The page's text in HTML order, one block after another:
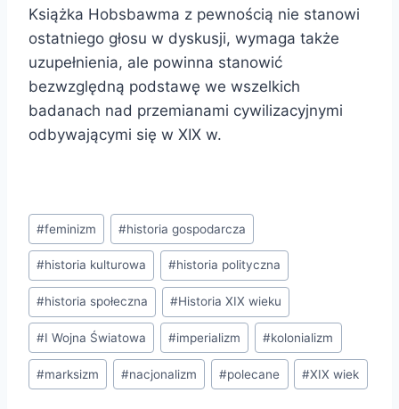
Książka Hobsbawma z pewnością nie stanowi
ostatniego głosu w dyskusji, wymaga także
uzupełnienia, ale powinna stanowić
bezwzględną podstawę we wszelkich
badanach nad przemianami cywilizacyjnymi
odbywającymi się w XIX w.
Tagi
wpisu:
#feminizm #historia gospodarcza
#historia kulturowa #historia polityczna
#historia społeczna #Historia XIX wieku
#I Wojna Światowa #imperializm #kolonializm
#marksizm #nacjonalizm #polecane #XIX wiek